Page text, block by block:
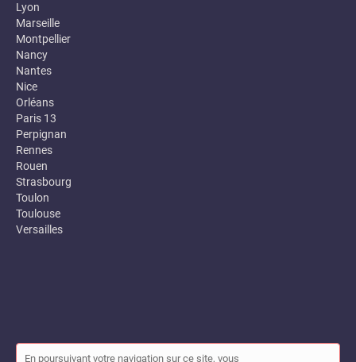
Lyon
Marseille
Montpellier
Nancy
Nantes
Nice
Orléans
Paris 13
Perpignan
Rennes
Rouen
Strasbourg
Toulon
Toulouse
Versailles
En poursuivant votre navigation sur ce site, vous